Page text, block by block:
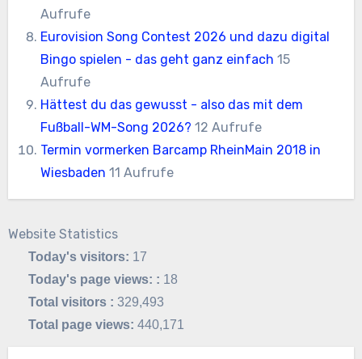
Aufrufe
Eurovision Song Contest 2026 und dazu digital
Bingo spielen - das geht ganz einfach 15
Aufrufe
Hättest du das gewusst - also das mit dem
Fußball-WM-Song 2026? 12 Aufrufe
Termin vormerken Barcamp RheinMain 2018 in
Wiesbaden 11 Aufrufe
Website Statistics
Today's visitors: 17
Today's page views: : 18
Total visitors :329,493
Total page views:440,171